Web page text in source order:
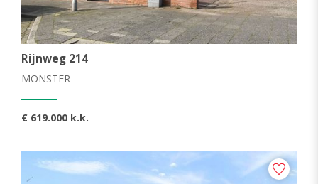
Rijnweg 214
MONSTER
€ 619.000 k.k.